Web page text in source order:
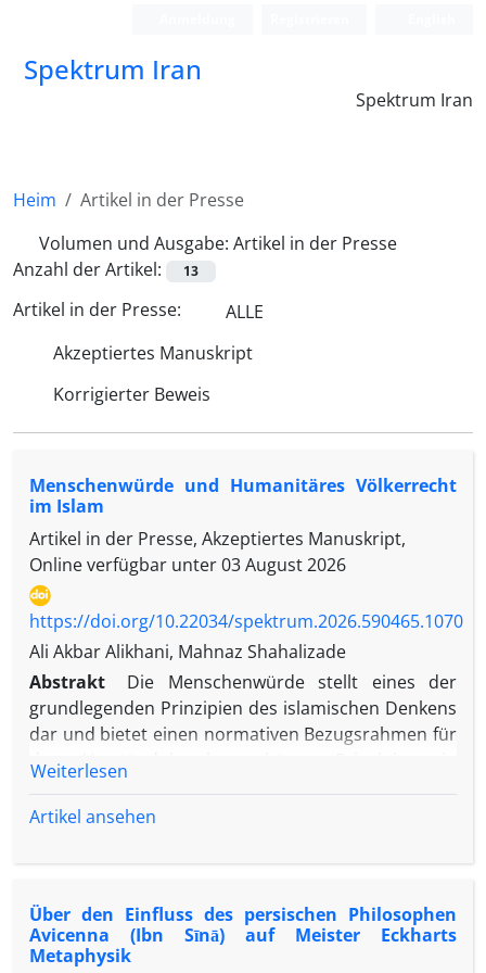
Spektrum Iran
Spektrum Iran
Heim
Artikel in der Presse
Volumen und Ausgabe: Artikel in der Presse
Anzahl der Artikel:
13
Artikel in der Presse:
ALLE
Akzeptiertes Manuskript
Korrigierter Beweis
Menschenwürde und Humanitäres Völkerrecht
im Islam
Artikel in der Presse, Akzeptiertes Manuskript,
Online verfügbar unter03 August 2026
https://doi.org/10.22034/spektrum.2026.590465.1070
Ali Akbar Alikhani, Mahnaz Shahalizade
Abstrakt
Die Menschenwürde stellt eines der
grundlegenden Prinzipien des islamischen Denkens
dar und bietet einen normativen Bezugsrahmen für
das Verständnis humanitärer Prinzipien in
Völkerrecht in der wissenschaftlichen Forschung
Zusammenhang zwischen Menschenwürde und
Geistestradition bislang nicht systematisch
untersucht worden. Diese Studie analysiert die
Weiterlesen
Artikel ansehen
Über den Einfluss des persischen Philosophen
Avicenna (Ibn Sīnā) auf Meister Eckharts
Metaphysik